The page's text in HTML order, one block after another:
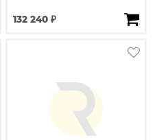
132 240 ₽